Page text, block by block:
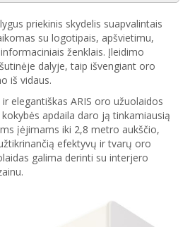
priekinis skydelis suapvalintais
su logotipais, apšvietimu,
ženklais. Įleidimo
dalyje, taip išvengiant oro
iš vidaus.
elegantiškas ARIS oro užuolaidos
apdaila daro ją tinkamiausią
įėjimams iki 2,8 metro aukščio,
efektyvų ir tvarų oro
galima derinti su interjero